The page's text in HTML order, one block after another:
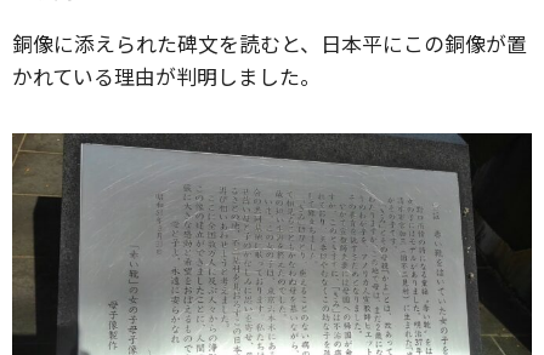
銅像に添えられた碑文を読むと、日本平にこの銅像が置
かれている理由が判明しました。